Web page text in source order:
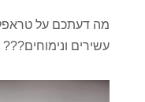
מה דעתכם על
עשירים ונימוחים???